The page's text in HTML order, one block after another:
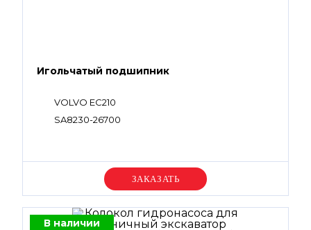
Игольчатый подшипник
VOLVO EC210
SA8230-26700
Уточняйте цену
В наличии